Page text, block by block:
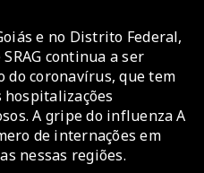
e no Distrito Federal,
continua a ser
do coronavírus, que tem
hospitalizações
A gripe do influenza A
de internações em
nessas regiões.